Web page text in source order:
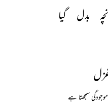
بدل گیا
سمجھتا ہے